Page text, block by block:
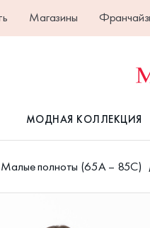
Магазины
МОДНАЯ КОЛЛЕКЦИЯ
Малые полноты (65А – 85С)